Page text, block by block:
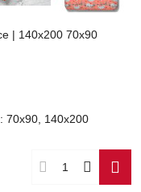
| 140x200 70x90
70x90, 140x200